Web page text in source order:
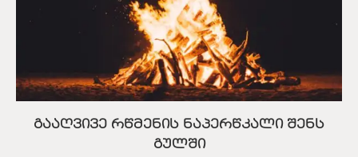
გააღვივე რწმენის ნაპერწკალი შენს
გულში